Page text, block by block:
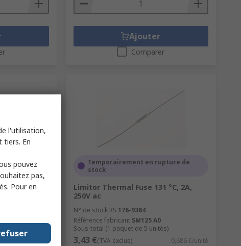
Ajouter
Comparer
Temporairement en rupture de
stock
Limitor Thermal Fuse 131 °C, 2A,
250V ac
N° de stock RS 176-9384
Référence fabricant SM125 A0
Sous-total (1 paquet de 5 unités)
3,43 €(TVA exclue) 0,686 €/unité
l'utilisation,
tiers. En
pouvez
pas,
Pour en